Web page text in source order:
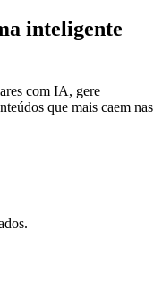
inteligente
com IA, gere
que mais caem nas